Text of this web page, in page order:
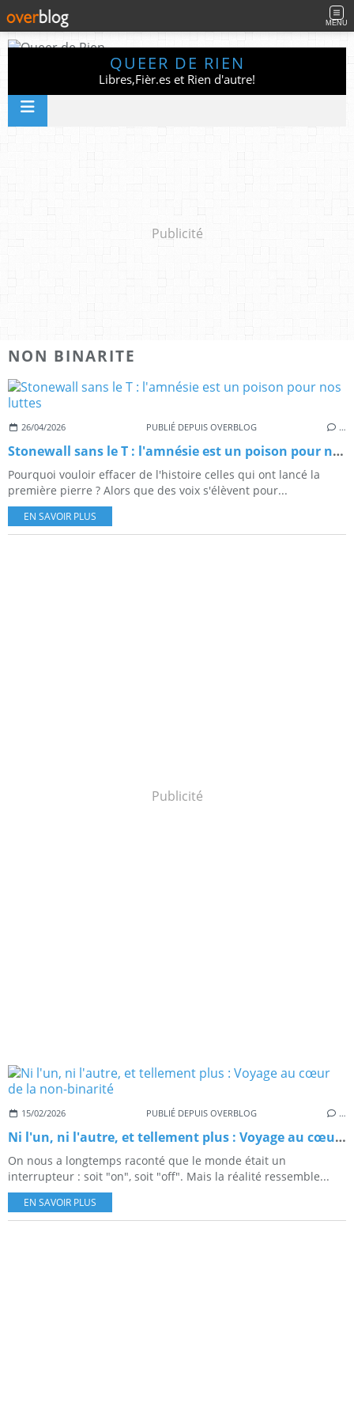
MENU
QUEER DE RIEN
Libres,Fièr.es et Rien d'autre!
Publicité
NON BINARITE
26/04/2026 PUBLIÉ DEPUIS OVERBLOG …
Stonewall sans le T : l'amnésie est un poison pour nos luttes
Pourquoi vouloir effacer de l'histoire celles qui ont lancé la
première pierre ? Alors que des voix s'élèvent pour...
EN SAVOIR PLUS
Publicité
15/02/2026 PUBLIÉ DEPUIS OVERBLOG …
Ni l'un, ni l'autre, et tellement plus : Voyage au cœur de la non-binarité
On nous a longtemps raconté que le monde était un
interrupteur : soit "on", soit "off". Mais la réalité ressemble...
EN SAVOIR PLUS